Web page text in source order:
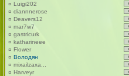
¤ Luigi202
¤ diannnerose
¤ Deavers12
¤ mar7w7
¤ gastricurk
¤ katharineee
¤ Flower
¤ Володян
¤ mixailzaxa...
¤ Harveyr